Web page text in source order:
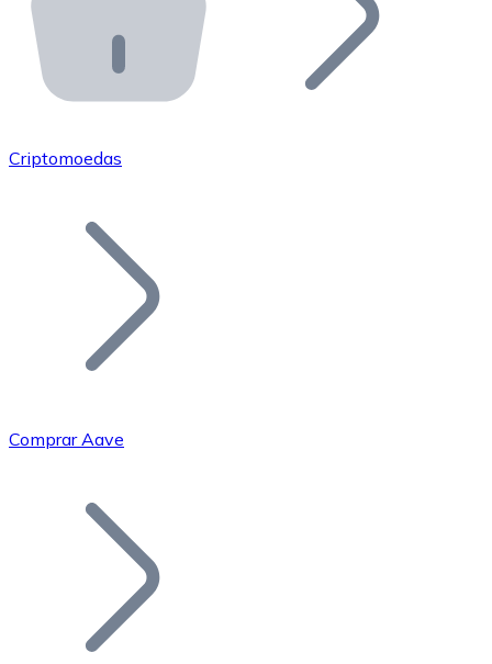
API Bitnovo
Integre nossa API no seu ecossistema.
Junte-se à nossa rede de revendedores e comercialize
Adicione o token do seu projeto ao nosso serviço de
Bitcoin
Criptomoedas
Comprar Aave